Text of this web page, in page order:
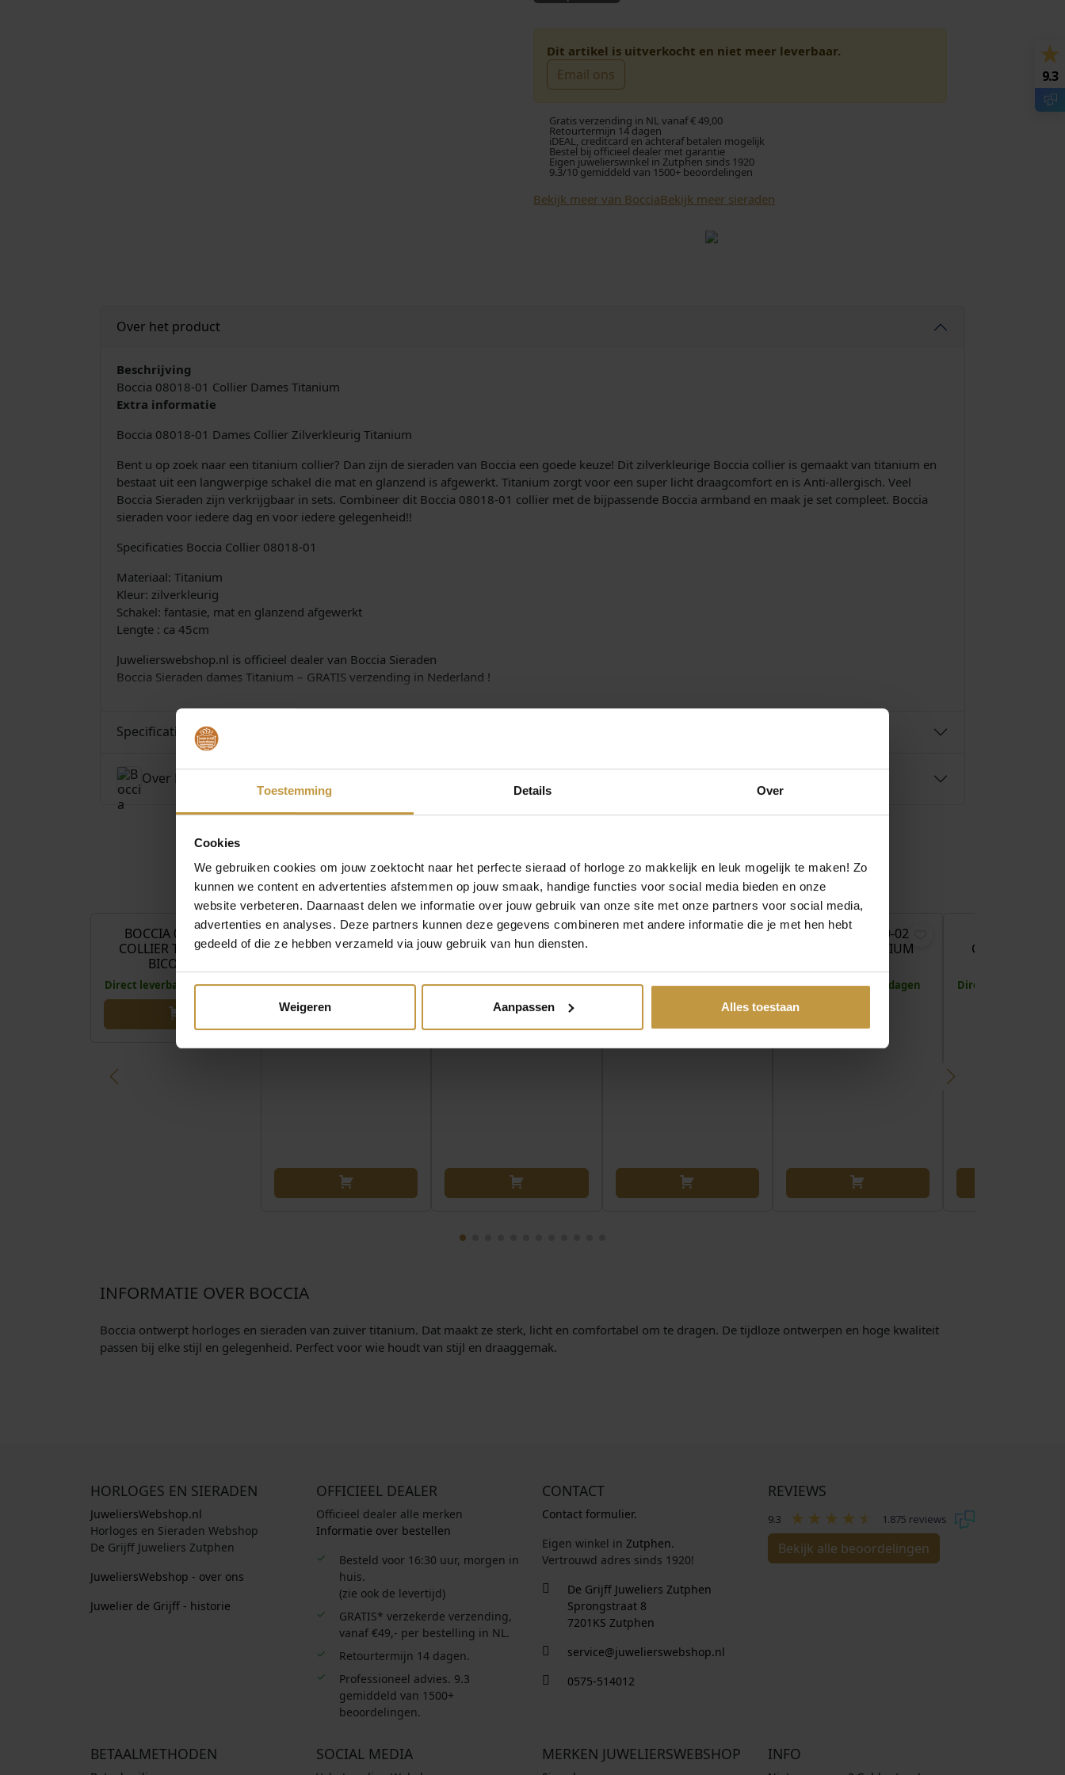
Toestemming Details Over
Cookies
We gebruiken cookies om jouw zoektocht naar het perfecte sieraad of horloge zo makkelijk en leuk mogelijk te maken! Zo
kunnen we content en advertenties afstemmen op jouw smaak, handige functies voor social media bieden en onze
website verbeteren. Daarnaast delen we informatie over jouw gebruik van onze site met onze partners voor social media,
advertenties en analyses. Deze partners kunnen deze gegevens combineren met andere informatie die je met hen hebt
gedeeld of die ze hebben verzameld via jouw gebruik van hun diensten.
Weigeren Aanpassen Alles toestaan
Dit artikel is uitverkocht en niet meer leverbaar.
Email ons
Gratis verzending in NL vanaf € 49,00
Retourtermijn 14 dagen
iDEAL, creditcard en achteraf betalen mogelijk
Bestel bij officieel dealer met garantie
Eigen juwelierswinkel in Zutphen sinds 1920
9.3/10 gemiddeld van 1500+ beoordelingen
Bekijk meer van BocciaBekijk meer sieraden
Over het product
Beschrijving
Boccia 08018-01 Collier Dames Titanium
Extra informatie
Boccia 08018-01 Dames Collier Zilverkleurig Titanium
Bent u op zoek naar een titanium collier? Dan zijn de sieraden van Boccia een goede keuze! Dit zilverkleurige Boccia collier is gemaakt van titanium en
bestaat uit een langwerpige schakel die mat en glanzend is afgewerkt. Titanium zorgt voor een super licht draagcomfort en is Anti-allergisch. Veel
Boccia Sieraden zijn verkrijgbaar in sets. Combineer dit Boccia 08018-01 collier met de bijpassende Boccia armband en maak je set compleet. Boccia
sieraden voor iedere dag en voor iedere gelegenheid!!
Specificaties Boccia Collier 08018-01
Materiaal: Titanium
Kleur: zilverkleurig
Schakel: fantasie, mat en glanzend afgewerkt
Lengte : ca 45cm
Juwelierswebshop.nl is officieel dealer van Boccia Sieraden
Boccia Sieraden dames Titanium – GRATIS verzending in Nederland !
Specificaties
Over Boccia
MEER VAN BOCCIA SIERADEN
€149,00
BOCCIA 08092-02
COLLIER TITANIUM
BICOLOR
Direct leverbaar, 1 werkdag
€169,00
BOCCIA 08091-04
COLLIER TITANIUM
Direct leverbaar, 1 werkdag
€149,00
BOCCIA 08065-03
COLLIER TITANIUM
Direct leverbaar, 1 werkdag
€169,00
BOCCIA 08090-01
Direct leverbaar, 1 werkdag
BOCCIA 08090-02
COLLIER TITANIUM
Levertijd: 2-3 werkdagen
COLLIER
Direct leverbaar, 1
INFORMATIE OVER BOCCIA
Boccia ontwerpt horloges en sieraden van zuiver titanium. Dat maakt ze sterk, licht en comfortabel om te dragen. De tijdloze ontwerpen en hoge kwaliteit
passen bij elke stijl en gelegenheid. Perfect voor wie houdt van stijl en draaggemak.
HORLOGES EN SIERADEN
JuweliersWebshop.nl
Horloges en Sieraden Webshop
De Grijff Juweliers Zutphen
JuweliersWebshop - over ons
Juwelier de Grijff - historie
OFFICIEEL DEALER
Officieel dealer alle merken
Informatie over bestellen
Besteld voor 16:30 uur, morgen in
huis.
(zie ook de levertijd)
GRATIS* verzekerde verzending,
vanaf €49,- per bestelling in NL.
Retourtermijn 14 dagen.
Professioneel advies. 9.3
gemiddeld van 1500+
beoordelingen.
CONTACT
Contact formulier.
Eigen winkel in Zutphen.
Vertrouwd adres sinds 1920!
De Grijff Juweliers Zutphen
Sprongstraat 8
7201KS Zutphen
service@juwelierswebshop.nl
0575-514012
REVIEWS
9.3 1.875 reviews
Bekijk alle beoordelingen
BETAALMETHODEN SOCIAL MEDIA MERKEN JUWELIERSWEBSHOP INFO
9.3